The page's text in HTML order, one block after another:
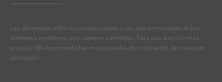
Las diferencias entre los colores reales y los que se muestran en los
diferentes monitores son siempre admitidas. Para una elección más
precisa, CIN recomienda hacer una prueba de color antes de cualquier
aplicación.